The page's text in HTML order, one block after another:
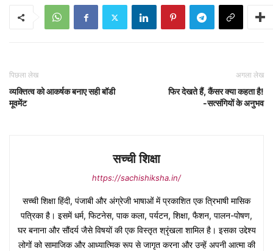
पिछला लेख
व्यक्तित्व को आकर्षक बनाए सही बॉडी
मूवमेंट
अगला लेख
फिर देखते हैं, कैंसर क्या कहता है!
-सत्संगियों के अनुभव
सच्ची शिक्षा
https://sachishiksha.in/
सच्ची शिक्षा हिंदी, पंजाबी और अंग्रेजी भाषाओं में प्रकाशित एक त्रिभाषी मासिक
पत्रिका है। इसमें धर्म, फिटनेस, पाक कला, पर्यटन, शिक्षा, फैशन, पालन-पोषण,
घर बनाना और सौंदर्य जैसे विषयों की एक विस्तृत श्रृंखला शामिल है। इसका उद्देश्य
लोगों को सामाजिक और आध्यात्मिक रूप से जागृत करना और उन्हें अपनी आत्मा की